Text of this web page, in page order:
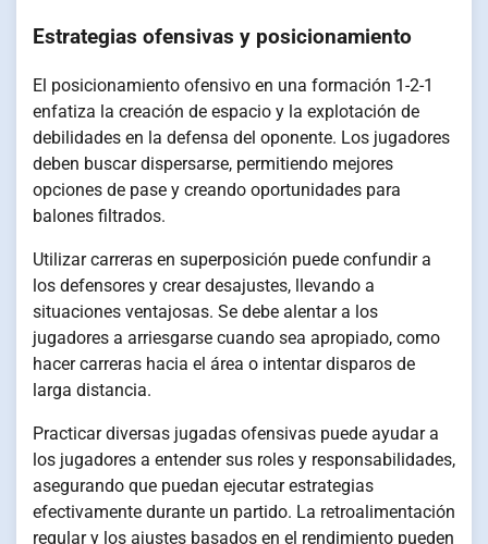
Estrategias ofensivas y posicionamiento
El posicionamiento ofensivo en una formación 1-2-1
enfatiza la creación de espacio y la explotación de
debilidades en la defensa del oponente. Los jugadores
deben buscar dispersarse, permitiendo mejores
opciones de pase y creando oportunidades para
balones filtrados.
Utilizar carreras en superposición puede confundir a
los defensores y crear desajustes, llevando a
situaciones ventajosas. Se debe alentar a los
jugadores a arriesgarse cuando sea apropiado, como
hacer carreras hacia el área o intentar disparos de
larga distancia.
Practicar diversas jugadas ofensivas puede ayudar a
los jugadores a entender sus roles y responsabilidades,
asegurando que puedan ejecutar estrategias
efectivamente durante un partido. La retroalimentación
regular y los ajustes basados en el rendimiento pueden